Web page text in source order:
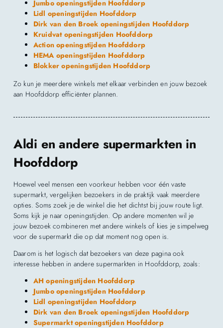
Jumbo openingstijden Hoofddorp
Lidl openingstijden Hoofddorp
Dirk van den Broek openingstijden Hoofddorp
Kruidvat openingstijden Hoofddorp
Action openingstijden Hoofddorp
HEMA openingstijden Hoofddorp
Blokker openingstijden Hoofddorp
Zo kun je meerdere winkels met elkaar verbinden en jouw bezoek
aan Hoofddorp efficiënter plannen.
Aldi en andere supermarkten in
Hoofddorp
Hoewel veel mensen een voorkeur hebben voor één vaste
supermarkt, vergelijken bezoekers in de praktijk vaak meerdere
opties. Soms zoek je de winkel die het dichtst bij jouw route ligt.
Soms kijk je naar openingstijden. Op andere momenten wil je
jouw bezoek combineren met andere winkels of kies je simpelweg
voor de supermarkt die op dat moment nog open is.
Daarom is het logisch dat bezoekers van deze pagina ook
interesse hebben in andere supermarkten in Hoofddorp, zoals:
AH openingstijden Hoofddorp
Jumbo openingstijden Hoofddorp
Lidl openingstijden Hoofddorp
Dirk van den Broek openingstijden Hoofddorp
Supermarkt openingstijden Hoofddorp